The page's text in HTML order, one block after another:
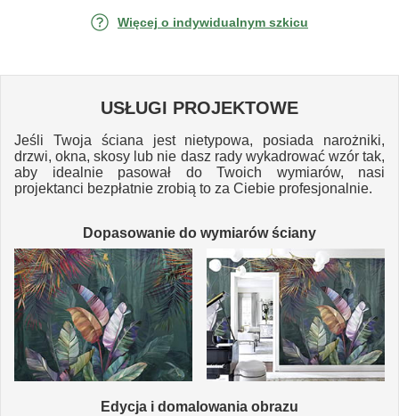
Więcej o indywidualnym szkicu
USŁUGI PROJEKTOWE
Jeśli Twoja ściana jest nietypowa, posiada narożniki,
drzwi, okna, skosy lub nie dasz rady wykadrować wzór tak,
aby idealnie pasował do Twoich wymiarów, nasi
projektanci bezpłatnie zrobią to za Ciebie profesjonalnie.
Dopasowanie do wymiarów ściany
Edycja i domalowania obrazu